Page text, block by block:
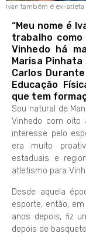
Ivan também é ex-
“Meu nome é
trabalho
Vinhedo há
Marisa
Carlos
Educação
que tem
Sou natural de
Vinhedo com oito
interesse pelo
era muito
estaduais e
atletismo para
Desde aquela
esporte, então,
anos depois, fiz
depois de